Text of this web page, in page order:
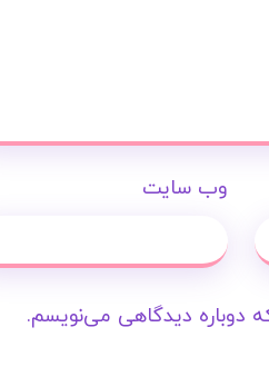
وب‌ سایت
دوباره دیدگاهی می‌نویسم.